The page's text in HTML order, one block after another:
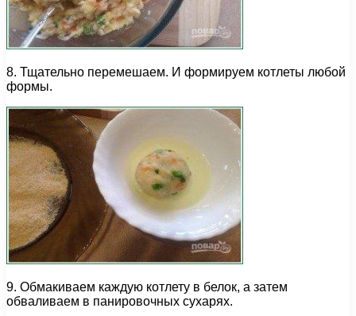
8. Тщательно перемешаем. И формируем котлеты любой
формы.
9. Обмакиваем каждую котлету в белок, а затем
обваливаем в панировочных сухарях.